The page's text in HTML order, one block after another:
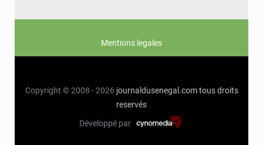
Mentions legales
Copyright © 2008 - 2026 journaldusenegal.com tous droits
reservés
Développé par